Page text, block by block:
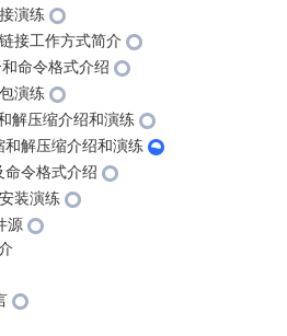
演练
接工作方式简介
命令格式介绍
演练
解压缩介绍和演练
解压缩介绍和演练
令格式介绍
装演练
源